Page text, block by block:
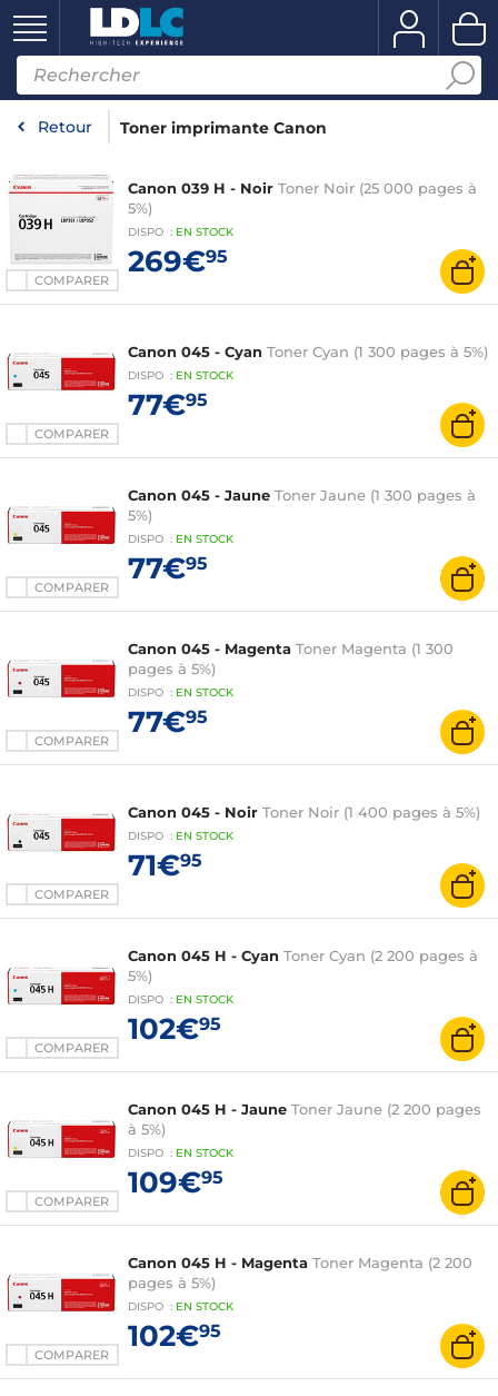
Retour Toner imprimante Canon
COMPARER
Canon 039 H - Noir Toner Noir (25 000 pages à
5%)
DISPO : EN STOCK
269€95
COMPARER
Canon 045 - Cyan Toner Cyan (1 300 pages à 5%)
DISPO : EN STOCK
77€95
COMPARER
Canon 045 - Jaune Toner Jaune (1 300 pages à
5%)
DISPO : EN STOCK
77€95
COMPARER
Canon 045 - Magenta Toner Magenta (1 300
pages à 5%)
DISPO : EN STOCK
77€95
COMPARER
Canon 045 - Noir Toner Noir (1 400 pages à 5%)
DISPO : EN STOCK
71€95
COMPARER
Canon 045 H - Cyan Toner Cyan (2 200 pages à
5%)
DISPO : EN STOCK
102€95
COMPARER
Canon 045 H - Jaune Toner Jaune (2 200 pages
à 5%)
DISPO : EN STOCK
109€95
COMPARER
Canon 045 H - Magenta Toner Magenta (2 200
pages à 5%)
DISPO : EN STOCK
102€95